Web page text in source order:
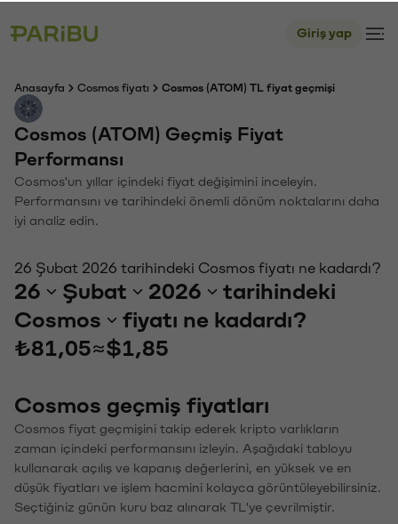
Giriş yap
Anasayfa Cosmos fiyatı Cosmos (ATOM) TL fiyat geçmişi
Cosmos (ATOM) Geçmiş Fiyat
Performansı
Cosmos'un yıllar içindeki fiyat değişimini inceleyin.
Performansını ve tarihindeki önemli dönüm noktalarını daha
iyi analiz edin.
26 Şubat 2026 tarihindeki Cosmos fiyatı ne kadardı?
26 Şubat 2026
tarihindeki
Cosmos
fiyatı ne kadardı?
₺81,05≈$1,85
Cosmos geçmiş fiyatları
Cosmos fiyat geçmişini takip ederek kripto varlıkların
zaman içindeki performansını izleyin. Aşağıdaki tabloyu
kullanarak açılış ve kapanış değerlerini, en yüksek ve en
düşük fiyatları ve işlem hacmini kolayca görüntüleyebilirsiniz.
Seçtiğiniz günün kuru baz alınarak TL'ye çevrilmiştir.